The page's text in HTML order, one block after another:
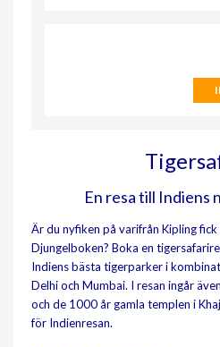
En resa till Indiens
Är du nyfiken på varifrån Kipling
Djungelboken? Boka en
Indiens bästa tigerparker i
Delhi och Mumbai. I resan ingår
och de 1000 år gamla templen i
för Indienresan.